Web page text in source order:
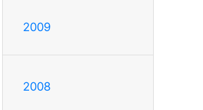
2009
2008